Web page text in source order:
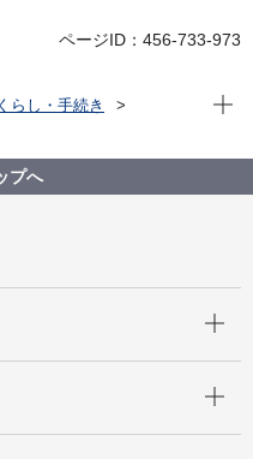
ページID：456-733-973
くらし・手続き
区風景写真アーカイブ
現在
プへ